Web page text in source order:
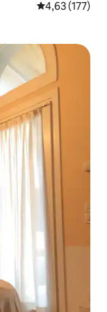
Gemiddelde
4,63 (177)